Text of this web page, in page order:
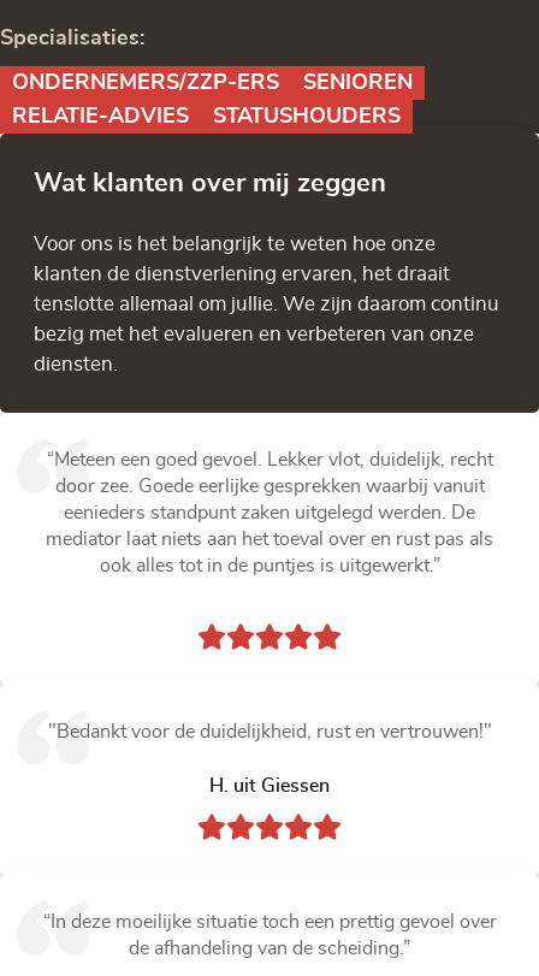
Specialisaties:
​ONDERNEMERS/ZZP-ERS
SENIOREN
RELATIE-ADVIES
STATUSHOUDERS
Wat klanten over mij zeggen
Voor ons is het belangrijk te weten hoe onze
klanten de dienstverlening ervaren, het draait
tenslotte allemaal om jullie. We zijn daarom continu
bezig met het evalueren en verbeteren van onze
diensten.
“Meteen een goed gevoel. Lekker vlot, duidelijk, recht
door zee. Goede eerlijke gesprekken waarbij vanuit
eenieders standpunt zaken uitgelegd werden. De
mediator laat niets aan het toeval over en rust pas als
ook alles tot in de puntjes is uitgewerkt.”
"Bedankt voor de duidelijkheid, rust en vertrouwen!"
H. uit Giessen
“In deze moeilijke situatie toch een prettig gevoel over
de afhandeling van de scheiding.”